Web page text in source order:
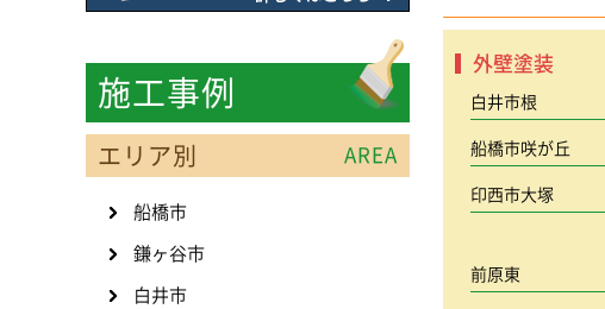
外壁塗装
白井市根
船橋市咲が丘
印西市大塚
前原東
施工事例
エリア別 AREA
船橋市
鎌ヶ谷市
白井市